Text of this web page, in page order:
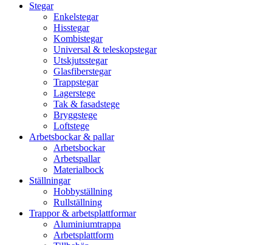
Stegar
Enkelstegar
Hisstegar
Kombistegar
Universal & teleskopstegar
Utskjutsstegar
Glasfiberstegar
Trappstegar
Lagerstege
Tak & fasadstege
Bryggstege
Loftstege
Arbetsbockar & pallar
Arbetsbockar
Arbetspallar
Materialbock
Ställningar
Hobbyställning
Rullställning
Trappor & arbetsplattformar
Aluminiumtrappa
Arbetsplattform